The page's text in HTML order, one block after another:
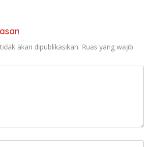
akan dipublikasikan. Ruas yang wajib